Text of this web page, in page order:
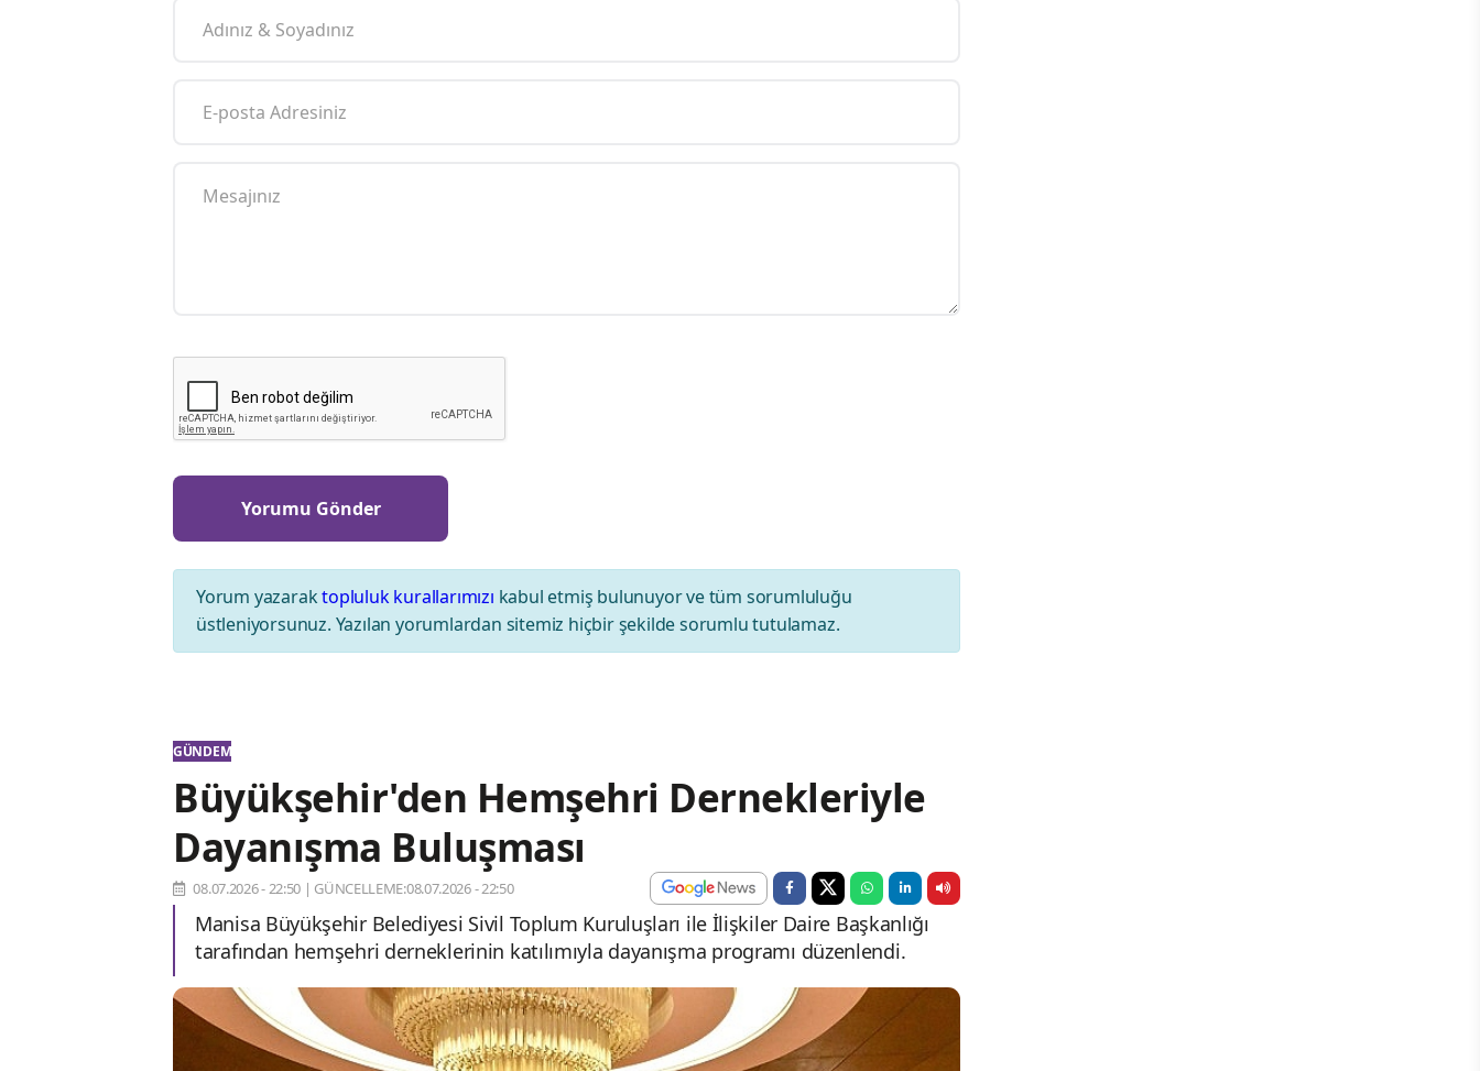
Yorum yazaraktopluluk kurallarımızı kabul etmiş bulunuyor ve tüm sorumluluğu
üstleniyorsunuz. Yazılan yorumlardan sitemiz hiçbir şekilde sorumlu tutulamaz.
GÜNDEM
Büyükşehir'den Hemşehri Dernekleriyle
Dayanışma Buluşması
08.07.2026 - 22:50 | GÜNCELLEME:08.07.2026 - 22:50
Manisa Büyükşehir Belediyesi Sivil Toplum Kuruluşları ile İlişkiler Daire Başkanlığı
tarafından hemşehri derneklerinin katılımıyla dayanışma programı düzenlendi.